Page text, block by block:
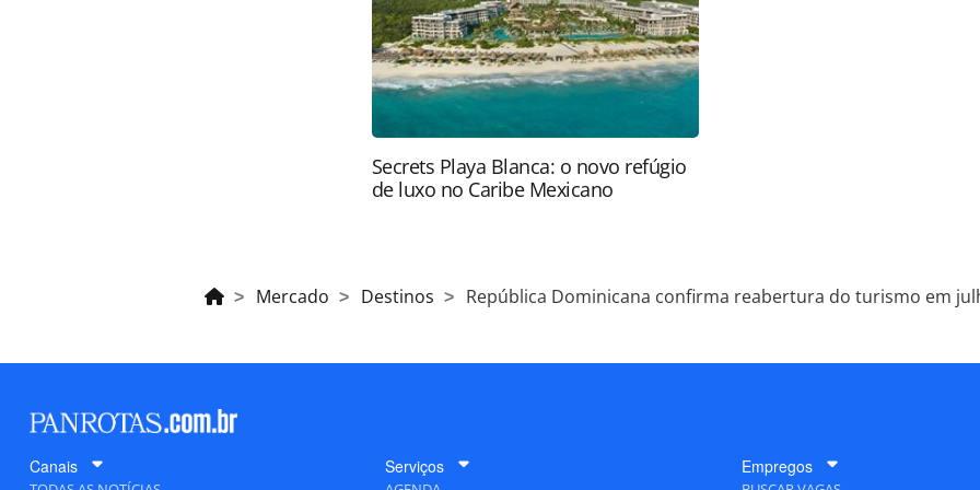
Secrets Playa Blanca: o novo refúgio
de luxo no Caribe Mexicano
Mercado Destinos República Dominicana confirma reabertura do turismo em
Canais Serviços Empregos